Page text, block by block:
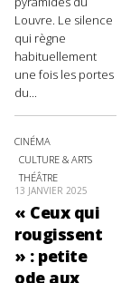
Louvre. Le silence
qui règne
habituellement
une fois les portes
du...
CINÉMA
CULTURE & ARTS
THÉÂTRE
13 JANVIER 2025
« Ceux qui
rougissent
» : petite
ode aux